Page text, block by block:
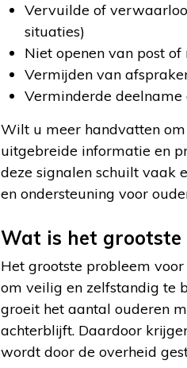
Vervuilde of
situaties)
Niet openen van post
Vermijden van
Verminderde deelname
Wilt u meer handvatten
uitgebreide informatie en
deze signalen schuilt vaak
en ondersteuning voor
Wat is het grootste
Het grootste probleem
om veilig en zelfstandig te
groeit het aantal ouderen
achterblijft. Daardoor
wordt door de overheid